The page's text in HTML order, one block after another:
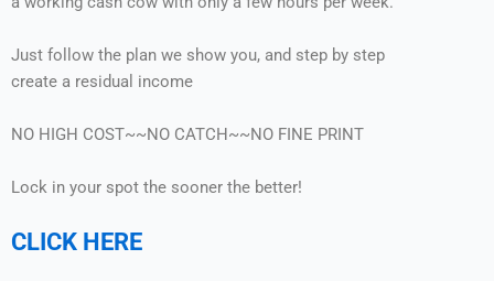
Just follow the plan we show you, and step by step
create a residual income
NO HIGH COST~~NO CATCH~~NO FINE PRINT
Lock in your spot the sooner the better!
CLICK HERE